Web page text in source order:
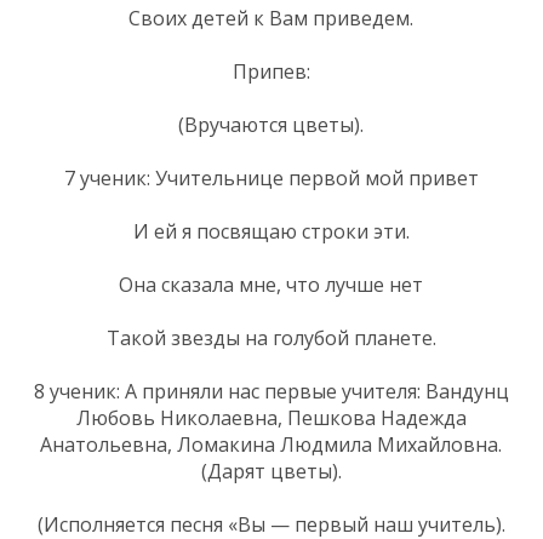
Своих детей к Вам приведем.
Припев:
(Вручаются цветы).
7 ученик: Учительнице первой мой привет
И ей я посвящаю строки эти.
Она сказала мне, что лучше нет
Такой звезды на голубой планете.
8 ученик: А приняли нас первые учителя: Вандунц
Любовь Николаевна, Пешкова Надежда
Анатольевна, Ломакина Людмила Михайловна.
(Дарят цветы).
(Исполняется песня «Вы — первый наш учитель).